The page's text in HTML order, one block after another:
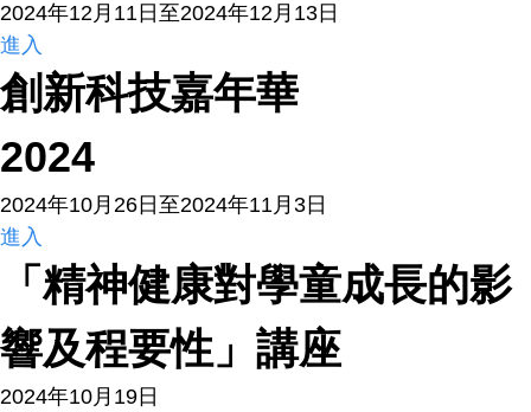
2024年12月11日至2024年12月13日
進入
創新科技嘉年華
2024
2024年10月26日至2024年11月3日
進入
「精神健康對學童成長的影
響及程要性」講座
2024年10月19日